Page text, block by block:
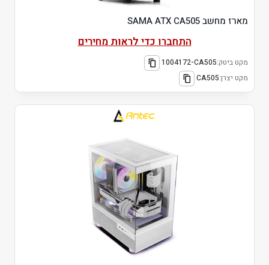
מארז מחשב SAMA ATX CA505
התחברו כדי לראות מחירים
מקט ביטק:1004172-CA505
מקט יצרן:CA505